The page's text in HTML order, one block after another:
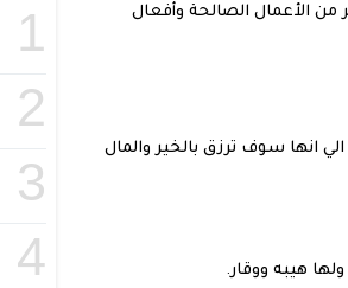
من الأعمال الصالحة وأفعال
انها سوف ترزق بالخير والمال
هيبه ووقار.
1
2
3
4